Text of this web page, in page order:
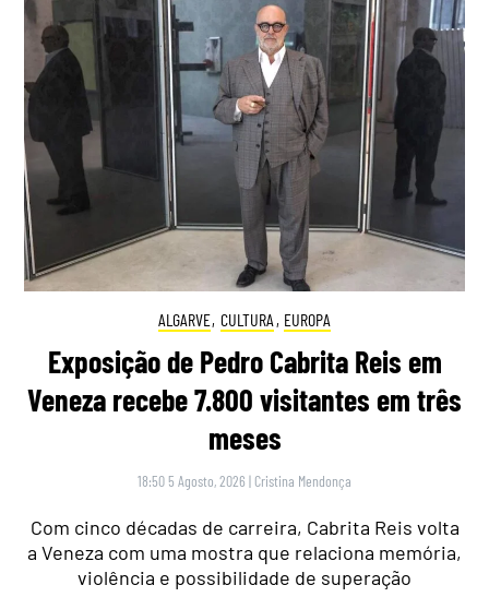
ALGARVE, CULTURA , EUROPA
Exposição de Pedro Cabrita Reis em
Veneza recebe 7.800 visitantes em três
meses
18:50 5 Agosto, 2026 | Cristina Mendonça
Com cinco décadas de carreira, Cabrita Reis volta
a Veneza com uma mostra que relaciona memória,
violência e possibilidade de superação